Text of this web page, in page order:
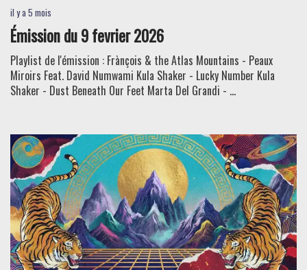
il y a 5 mois
Émission du 9 fevrier 2026
Playlist de l'émission : Frànçois & the Atlas Mountains - Peaux
Miroirs Feat. David Numwami Kula Shaker - Lucky Number Kula
Shaker - Dust Beneath Our Feet Marta Del Grandi - ...